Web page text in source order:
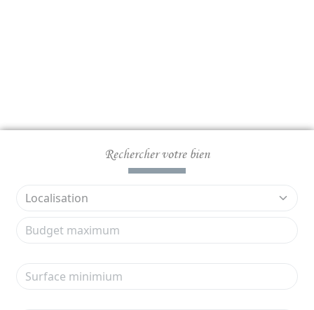
Rechercher votre bien